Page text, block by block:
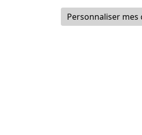
Personnaliser mes